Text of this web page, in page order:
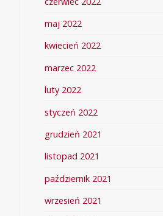
maj 2022
kwiecień 2022
marzec 2022
luty 2022
styczeń 2022
grudzień 2021
listopad 2021
październik 2021
wrzesień 2021